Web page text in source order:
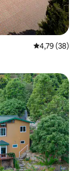
4,79 de uma
4,79 (38)